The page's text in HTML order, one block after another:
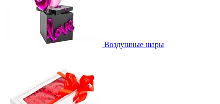
Воздушные шары